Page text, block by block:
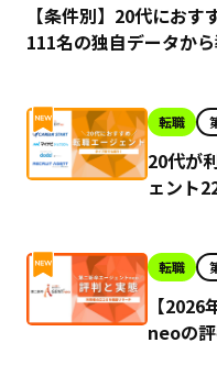
【条件別】20代にお
111名の独自データか
転職
20代が
ェント
転職
【
neoの
評価の